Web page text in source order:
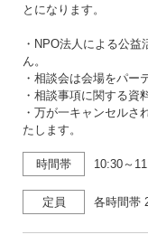
とになります。
・NPO法人による公
ん。
・相談会は会場をパー
・相談事項に関する資
・万が一キャンセルさ
たします。
時間帯 10:30～
定員 各時間帯